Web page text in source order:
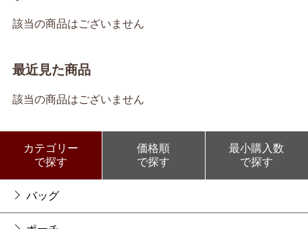
該当の商品はございません
最近見た商品
該当の商品はございません
カテゴリー
で探す
価格順
で探す
最小購入数
で探す
バッグ